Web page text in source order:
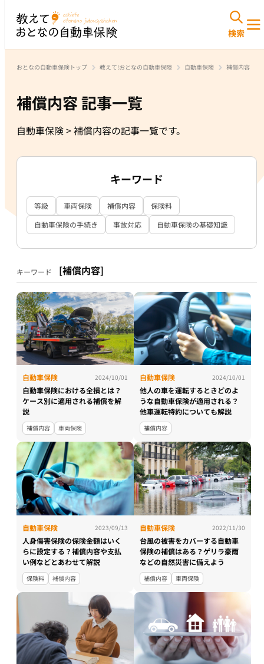
おとなの自動車保険トップ 教えて!おとなの自動車保険 自動車保険 補償内容
補償内容 記事一覧
自動車保険 > 補償内容の記事一覧です。
キーワード
等級 車両保険 補償内容
保険料
自動車保険の手続き
事故対応 自動車保険の基礎知識
キーワード [補償内容]
自動車保険 2024/10/01
自動車保険における全損とは？
ケース別に適用される補償を解
説
補償内容 車両保険
自動車保険 2024/10/01
他人の車を運転するときどのよ
うな自動車保険が適用される？
他車運転特約についても解説
補償内容
自動車保険 2023/09/13
人身傷害保険の保険金額はいく
らに設定する？補償内容や支払
い例などとあわせて解説
保険料 補償内容
自動車保険 2022/11/30
台風の被害をカバーする自動車
保険の補償はある？ゲリラ豪雨
などの自然災害に備えよう
補償内容 車両保険